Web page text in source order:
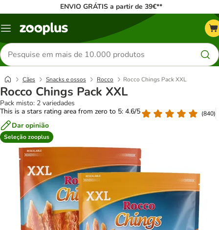
ENVIO GRÁTIS a partir de 39€**
Menu
Pesquisar
produtos
Cães Snacks e ossos Rocco Rocco Chings Pack XXL
Rocco Chings Pack XXL
Pack misto: 2 variedades
This is a stars rating area from zero to 5: 4.6/5
(840)
Dar opinião
Seleção zooplus